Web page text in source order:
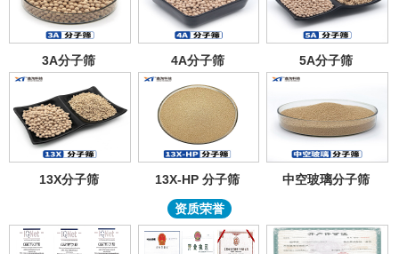
3A分子筛 4A分子筛 5A分子筛
13X分子筛 13X-HP 分子筛 中空玻璃分子筛
资质荣誉